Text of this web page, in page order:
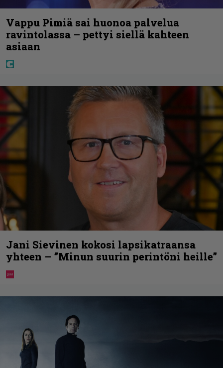
Vappu Pimiä sai huonoa palvelua
ravintolassa – pettyi siellä kahteen
asiaan
Jani Sievinen kokosi lapsikatraansa
yhteen – ”Minun suurin perintöni heille”